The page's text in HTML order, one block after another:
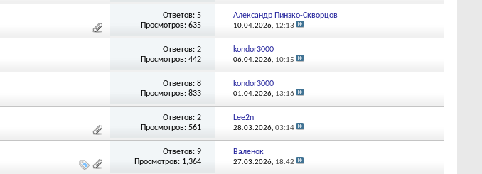
Ответов: 5
Просмотров: 635
Александр Пинэко-Скворцов
10.04.2026, 12:13
Ответов: 2
Просмотров: 442
kondor3000
06.04.2026, 10:15
Ответов: 8
Просмотров: 833
kondor3000
01.04.2026, 13:16
Ответов: 2
Просмотров: 561
Lee2n
28.03.2026, 03:14
Ответов: 9
Просмотров: 1,364
Валенок
27.03.2026, 18:42